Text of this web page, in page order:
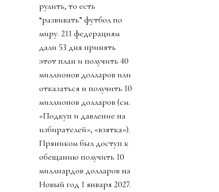
рулить, то есть
“развивать” футбол по
миру. 211 федерациям
дали 53 дня принять
этот план и получить 40
миллионов долларов или
отказаться и получить 10
миллионов долларов (см.
«Подкуп и давление на
избирателей», «взятка»).
Пряником был доступ к
обещанию получить 10
миллиардов долларов на
Новый год 1 января 2027.